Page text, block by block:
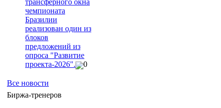
трансферного окна
чемпионата
Бразилии
реализован один из
блоков
предложений из
опроса "Развитие
проекта-2026".
0
Все новости
Биржа-тренеров